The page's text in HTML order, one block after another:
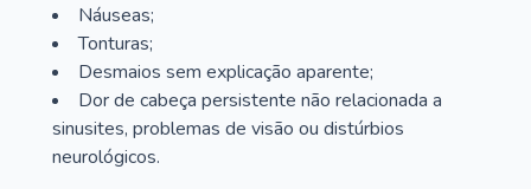
Náuseas;
Tonturas;
Desmaios sem explicação aparente;
Dor de cabeça persistente não relacionada a
sinusites, problemas de visão ou distúrbios
neurológicos.